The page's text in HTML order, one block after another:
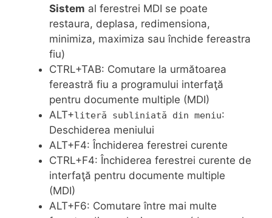
Sistem al ferestrei MDI se poate
restaura, deplasa, redimensiona,
minimiza, maximiza sau închide fereastra
fiu)
CTRL+TAB: Comutare la următoarea
fereastră fiu a programului interfaţă
pentru documente multiple (MDI)
ALT+literă subliniată din meniu:
Deschiderea meniului
ALT+F4: Închiderea ferestrei curente
CTRL+F4: Închiderea ferestrei curente de
interfaţă pentru documente multiple
(MDI)
ALT+F6: Comutare între mai multe